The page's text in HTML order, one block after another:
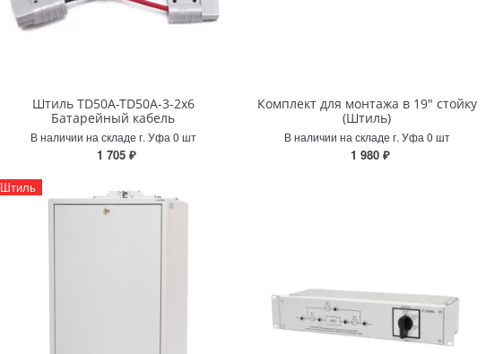
Штиль TD50A-TD50A-3-2x6
Батарейный кабель
В наличии на складе г. Уфа 0 шт
1 705 ₽
Комплект для монтажа в 19" стойку
(Штиль)
В наличии на складе г. Уфа 0 шт
1 980 ₽
Штиль